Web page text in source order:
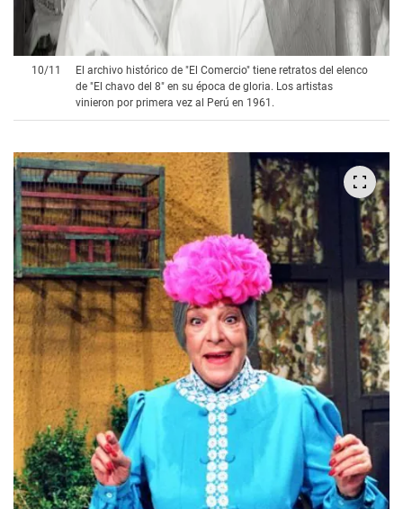
10/11
El archivo histórico de "El Comercio" tiene retratos del elenco
de "El chavo del 8" en su época de gloria. Los artistas
vinieron por primera vez al Perú en 1961.